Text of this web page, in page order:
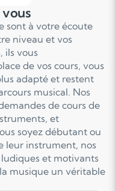
sont à votre écoute
niveau et vos
ils vous
de vos cours, vous
adapté et restent
musical. Nos
de cours de
et
soyez débutant ou
leur instrument, nos
et motivants
musique un véritable